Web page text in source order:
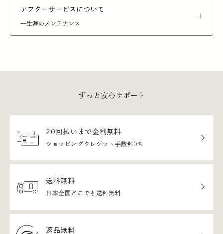
アフターサービスについて
一生涯のメンテナンス
ずっと安心サポート
20回払いまで金利無料
ショッピングクレジット手数料0%
送料無料
日本全国どこでも送料無料
返品無料